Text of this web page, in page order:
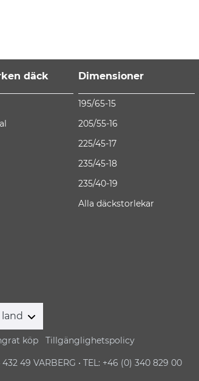
däck Dimensioner
195/65-15
205/55-16
225/45-17
235/45-18
235/40-19
Alla däckstorlekar
land
köp Tillgänglighetspolicy
49 VARBERG • TEL: +46 (0) 340 829 00